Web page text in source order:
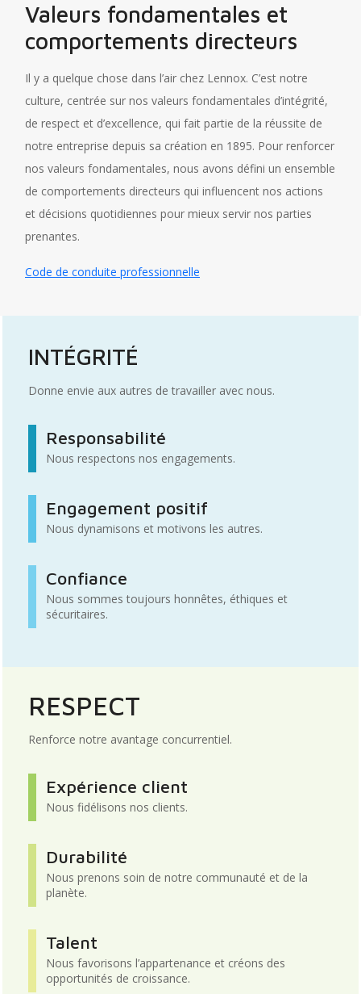
Valeurs fondamentales et
comportements directeurs
Il y a quelque chose dans l’air chez Lennox. C’est notre
culture, centrée sur nos valeurs fondamentales d’intégrité,
de respect et d’excellence, qui fait partie de la réussite de
notre entreprise depuis sa création en 1895. Pour renforcer
nos valeurs fondamentales, nous avons défini un ensemble
de comportements directeurs qui influencent nos actions
et décisions quotidiennes pour mieux servir nos parties
prenantes.
Code de conduite professionnelle
INTÉGRITÉ
Donne envie aux autres de travailler avec nous.
Responsabilité
Nous respectons nos engagements.
Engagement positif
Nous dynamisons et motivons les autres.
Confiance
Nous sommes toujours honnêtes, éthiques et
sécuritaires.
RESPECT
Renforce notre avantage concurrentiel.
Expérience client
Nous fidélisons nos clients.
Durabilité
Nous prenons soin de notre communauté et de la
planète.
Talent
Nous favorisons l’appartenance et créons des
opportunités de croissance.